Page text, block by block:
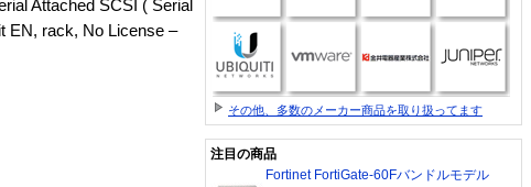
Attached SCSI ( Serial
EN, rack, No License –
その他、多数のメーカー商品を取り扱ってます
注目の商品
Fortinet FortiGate-60Fバンドルモデル